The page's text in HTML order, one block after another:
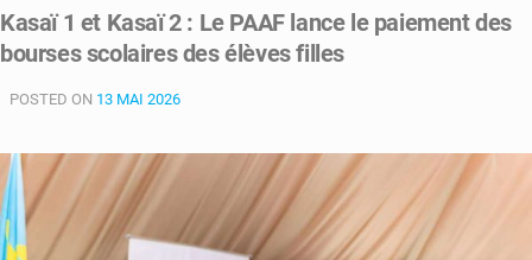
les
classes,
dans
yeux
2,3
millions
d’enfants
Kasaï 1 et Kasaï 2 : Le PAAF lance le paiement des
bourses scolaires des élèves filles
POSTED ON 13 MAI 2026